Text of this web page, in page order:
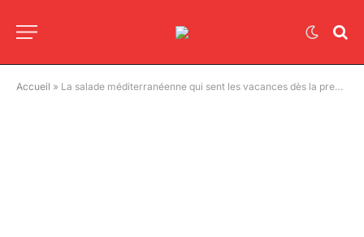
Accueil » La salade méditerranéenne qui sent les vacances dès la première bouchée